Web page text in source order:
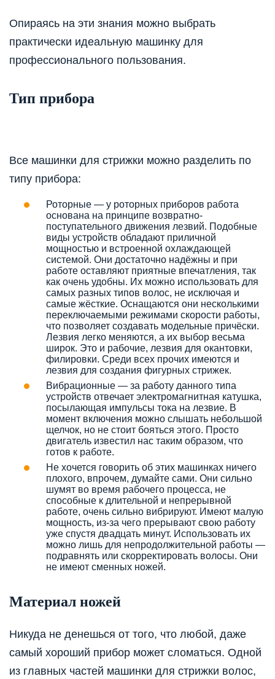
Опираясь на эти знания можно выбрать
практически идеальную машинку для
профессионального пользования.
Тип прибора
Все машинки для стрижки можно разделить по
типу прибора:
Роторные — у роторных приборов работа
основана на принципе возвратно-
поступательного движения лезвий. Подобные
виды устройств обладают приличной
мощностью и встроенной охлаждающей
системой. Они достаточно надёжны и при
работе оставляют приятные впечатления, так
как очень удобны. Их можно использовать для
самых разных типов волос, не исключая и
самые жёсткие. Оснащаются они несколькими
переключаемыми режимами скорости работы,
что позволяет создавать модельные причёски.
Лезвия легко меняются, а их выбор весьма
широк. Это и рабочие, лезвия для окантовки,
филировки. Среди всех прочих имеются и
лезвия для создания фигурных стрижек.
Вибрационные — за работу данного типа
устройств отвечает электромагнитная катушка,
посылающая импульсы тока на лезвие. В
момент включения можно слышать небольшой
щелчок, но не стоит бояться этого. Просто
двигатель известил нас таким образом, что
готов к работе.
Не хочется говорить об этих машинках ничего
плохого, впрочем, думайте сами. Они сильно
шумят во время рабочего процесса, не
способные к длительной и непрерывной
работе, очень сильно вибрируют. Имеют малую
мощность, из-за чего прерывают свою работу
уже спустя двадцать минут. Использовать их
можно лишь для непродолжительной работы —
подравнять или скорректировать волосы. Они
не имеют сменных ножей.
Материал ножей
Никуда не денешься от того, что любой, даже
самый хороший прибор может сломаться. Одной
из главных частей машинки для стрижки волос,